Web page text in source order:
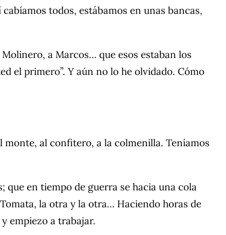
todos, estábamos en unas bancas,
a Marcos… que esos estaban los
el primero”. Y aún no lo he olvidado. Cómo
al confitero, a la colmenilla. Teníamos
en tiempo de guerra se hacia una cola
la otra y la otra… Haciendo horas de
empiezo a trabajar.